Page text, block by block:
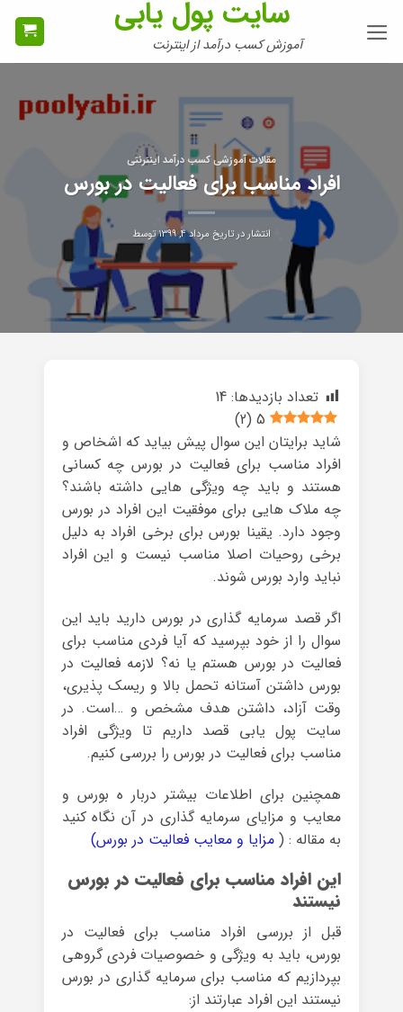
سایت پول یابی
آموزش کسب درآمد از اینترنت
مقالات آموزشی کسب درآمد اینترنتی
افراد مناسب برای فعالیت در بورس
انتشار در تاریخ مرداد ۴, ۱۳۹۹ توسط
تعداد بازدیدها: 14
5
(
2
)
شاید برایتان این سوال پیش بیاید که اشخاص و
افراد مناسب برای فعالیت در بورس چه کسانی
هستند و باید چه ویژگی هایی داشته باشند؟
چه ملاک هایی برای موفقیت این افراد در بورس
وجود دارد. یقینا بورس برای برخی افراد به دلیل
برخی روحیات اصلا مناسب نیست و این افراد
نباید وارد بورس شوند.
اگر قصد سرمایه گذاری در بورس دارید باید این
سوال را از خود بپرسید که آیا فردی مناسب برای
فعالیت در بورس هستم یا نه؟ لازمه فعالیت در
بورس داشتن آستانه تحمل بالا و ریسک پذیری،
وقت آزاد، داشتن هدف مشخص و …است. در
سایت پول یابی قصد داریم تا ویژگی افراد
مناسب برای فعالیت در بورس را بررسی کنیم.
همچنین برای اطلاعات بیشتر دربار ه بورس و
معایب و مزایای سرمایه گذاری در آن نگاه کنید
به مقاله : (مزایا و معایب فعالیت در بورس)
این افراد مناسب برای فعالیت در بورس
نیستند
قبل از بررسی افراد مناسب برای فعالیت در
بورس، باید به ویژگی و خصوصیات فردی گروهی
بپردازیم که مناسب برای سرمایه گذاری در بورس
نیستند این افراد عبارتند از: